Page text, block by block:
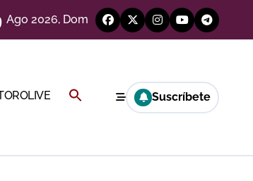
Ago 2026, Dom
Buscar: Suscríbete